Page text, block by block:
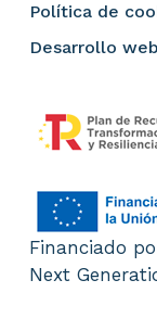
Ver
Política de
Desarrollo
Financiado
Next